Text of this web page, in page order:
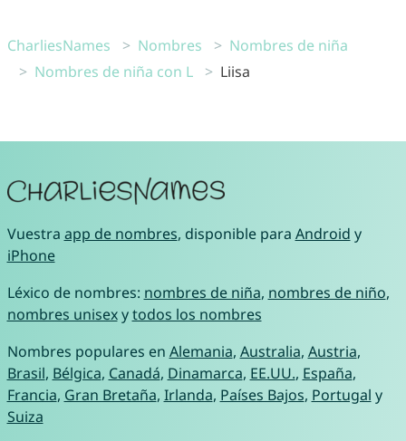
CharliesNames Nombres
Nombres de niña
Nombres de niña con L
Liisa
Vuestra app de nombres, disponible para Android y
iPhone
Léxico de nombres: nombres de niña, nombres de niño,
nombres unisexytodos los nombres
Nombres populares en Alemania, Australia, Austria,
Brasil, Bélgica, Canadá, Dinamarca, EE.UU., España,
Francia, Gran Bretaña, Irlanda, Países Bajos, Portugal y
Suiza